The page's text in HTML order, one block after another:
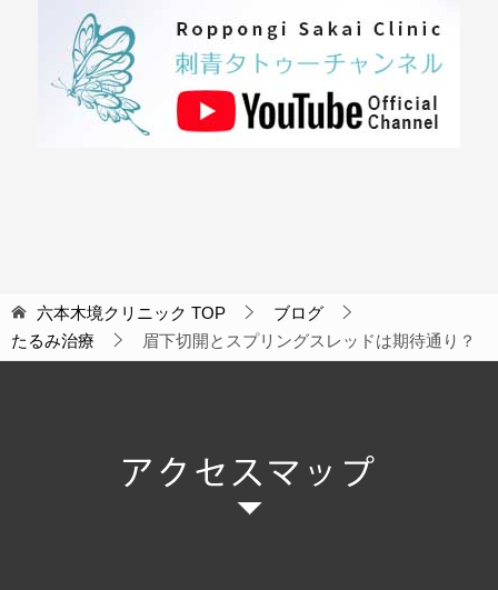
六本木境クリニック TOP
ブログ
たるみ治療
眉下切開とスプリングスレッドは期待通り？